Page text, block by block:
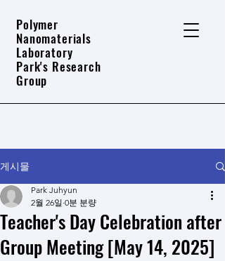
Polymer
Nanomaterials
Laboratory
Park's Research
Group
게시물
Teacher's Day Celebration after
Group Meeting [May 14, 2025]
Park Juhyun
2월 26일 0분 분량